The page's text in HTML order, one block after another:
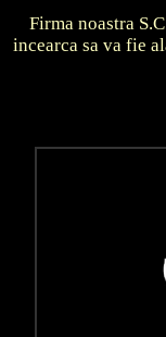
Firma noastra
incearca sa va fie